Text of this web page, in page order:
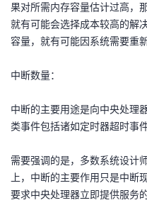
果对所需内存容量估计过高，
就有可能会选择成本较高的解
容量，就有可能因系统需要重
中断数量：
中断的主要用途是向中央处理
类事件包括诸如定时器超时事
需要强调的是，多数系统设计
上，中断的主要作用只是中断
要求中央处理器立即提供服务